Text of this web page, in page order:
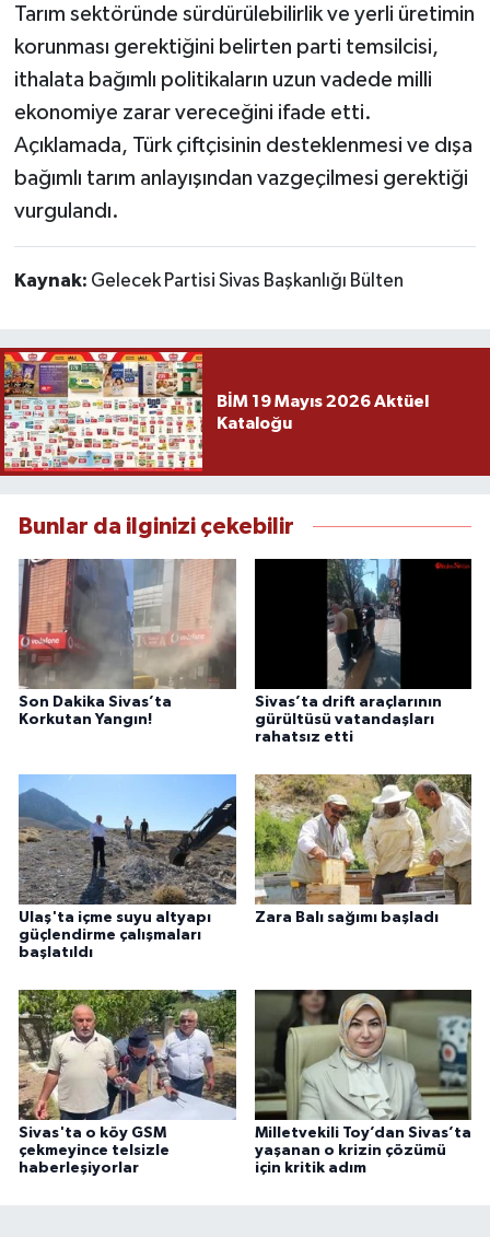
Tarım sektöründe sürdürülebilirlik ve yerli üretimin
korunması gerektiğini belirten parti temsilcisi,
ithalata bağımlı politikaların uzun vadede milli
ekonomiye zarar vereceğini ifade etti.
Açıklamada, Türk çiftçisinin desteklenmesi ve dışa
bağımlı tarım anlayışından vazgeçilmesi gerektiği
vurgulandı.
Kaynak: Gelecek Partisi Sivas Başkanlığı Bülten
BİM 19 Mayıs 2026 Aktüel
Kataloğu
Bunlar da ilginizi çekebilir
Son Dakika Sivas’ta
Korkutan Yangın!
Sivas’ta drift araçlarının
gürültüsü vatandaşları
rahatsız etti
Ulaş'ta içme suyu altyapı
güçlendirme çalışmaları
başlatıldı
Zara Balı sağımı başladı
Sivas'ta o köy GSM
çekmeyince telsizle
haberleşiyorlar
Milletvekili Toy’dan Sivas’ta
yaşanan o krizin çözümü
için kritik adım